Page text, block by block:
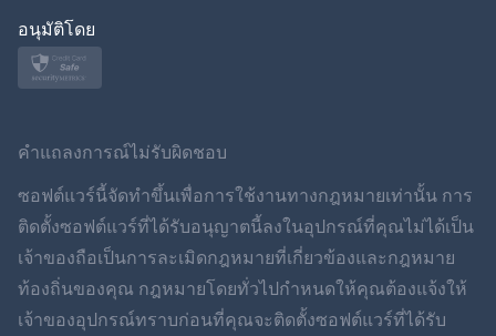
ภาษาไทย
Dansk
อนุมัติโดย
คำแถลงการณ์ไม่รับผิดชอบ
ซอฟต์แวร์นี้จัดทำขึ้นเพื่อการใช้งานทางกฎหมายเท่านั้น การ
ติดตั้งซอฟต์แวร์ที่ได้รับอนุญาตนี้ลงในอุปกรณ์ที่คุณไม่ได้เป็น
เจ้าของถือเป็นการละเมิดกฎหมายที่เกี่ยวข้องและกฎหมาย
ท้องถิ่นของคุณ กฎหมายโดยทั่วไปกำหนดให้คุณต้องแจ้งให้
เจ้าของอุปกรณ์ทราบก่อนที่คุณจะติดตั้งซอฟต์แวร์ที่ได้รับ